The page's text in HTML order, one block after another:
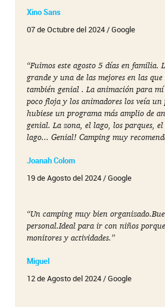
Xino Sans
07 de Octubre del 2024 / Google
“Fuimos este agosto 5 días en familia.
grande y una de las mejores en las
también genial . La animación para
poco floja y los animadores los veía un
hubiese un programa más amplio de
genial. La zona, el lago, los parques,
lago... Genial! Camping muy
Joanah Colom
19 de Agosto del 2024 / Google
“Un camping muy bien
personal.Ideal para ir con niños
monitores y actividades.”
Miguel
12 de Agosto del 2024 / Google